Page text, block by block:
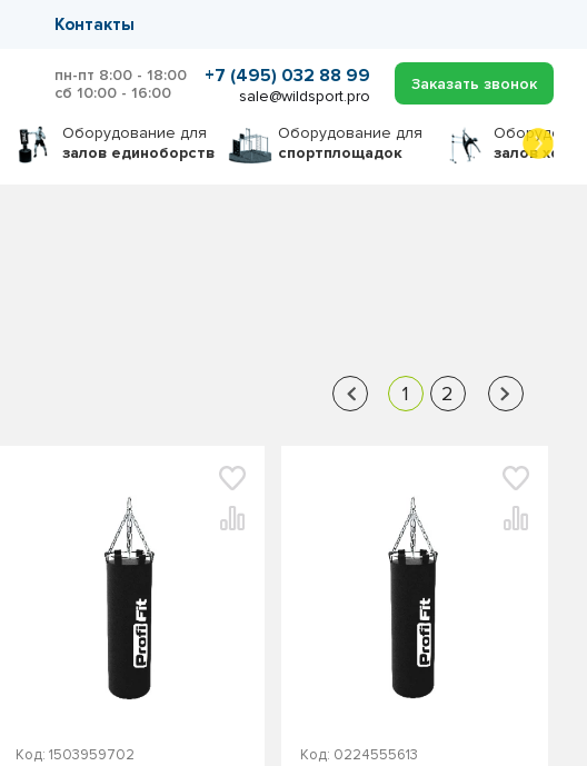
Контакты
пн-пт 8:00 - 18:00
сб 10:00 - 16:00
+7 (495) 032 88 99
sale@wildsport.pro
Заказать звонок
Оборудование для
залов единоборств
Оборудование для
спортплощадок
залов
‹ 1 2 ›
Код: 1503959702 Код: 0224555613